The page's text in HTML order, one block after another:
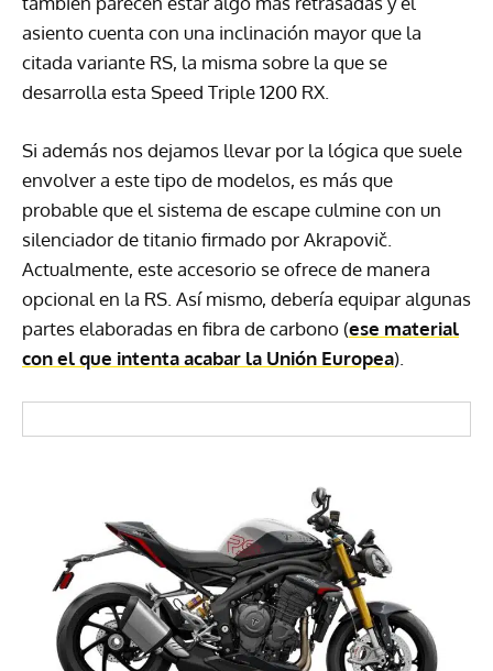
asiento cuenta con una inclinación mayor que la
citada variante RS, la misma sobre la que se
desarrolla esta Speed Triple 1200 RX.
Si además nos dejamos llevar por la lógica que suele
envolver a este tipo de modelos, es más que
probable que el sistema de escape culmine con un
silenciador de titanio firmado por Akrapovič.
Actualmente, este accesorio se ofrece de manera
opcional en la RS. Así mismo, debería equipar algunas
partes elaboradas en fibra de carbono (ese material
con el que intenta acabar la Unión Europea).